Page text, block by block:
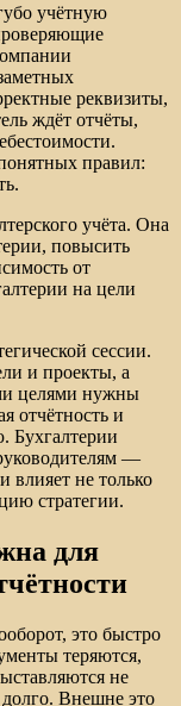
учётную
реквизиты,
ждёт отчёты,
правил:
учёта. Она
повысить
от
на цели
сессии.
и проекты, а
целями нужны
отчётность и
Бухгалтерии
—
влияет не только
стратегии.
для
это быстро
теряются,
не
Внешне это